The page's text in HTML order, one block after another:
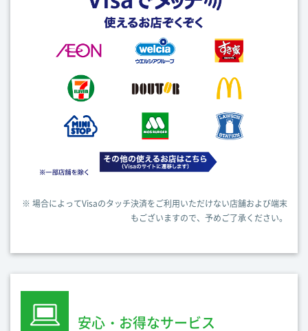
※ 場合によってVisaのタッチ決済をご利用いただけない店舗および端末
もございますので、予めご了承ください。
安心・お得なサービス